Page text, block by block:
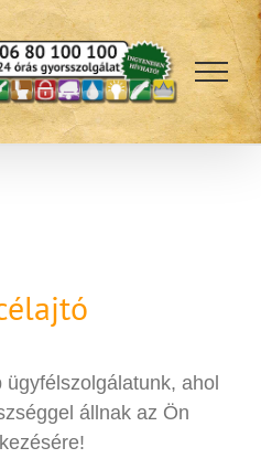
ahol
állnak az Ön